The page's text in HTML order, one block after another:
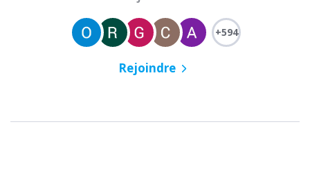
+594
Rejoindre